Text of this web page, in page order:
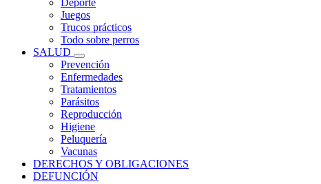
Deporte
Juegos
Trucos prácticos
Todo sobre perros
SALUD
Prevención
Enfermedades
Tratamientos
Parásitos
Reproducción
Higiene
Peluquería
Vacunas
DERECHOS Y OBLIGACIONES
DEFUNCIÓN